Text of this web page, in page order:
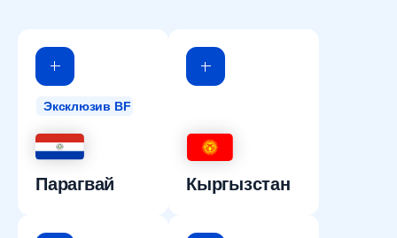
Эксклюзив BF
Парагвай Кыргызстан